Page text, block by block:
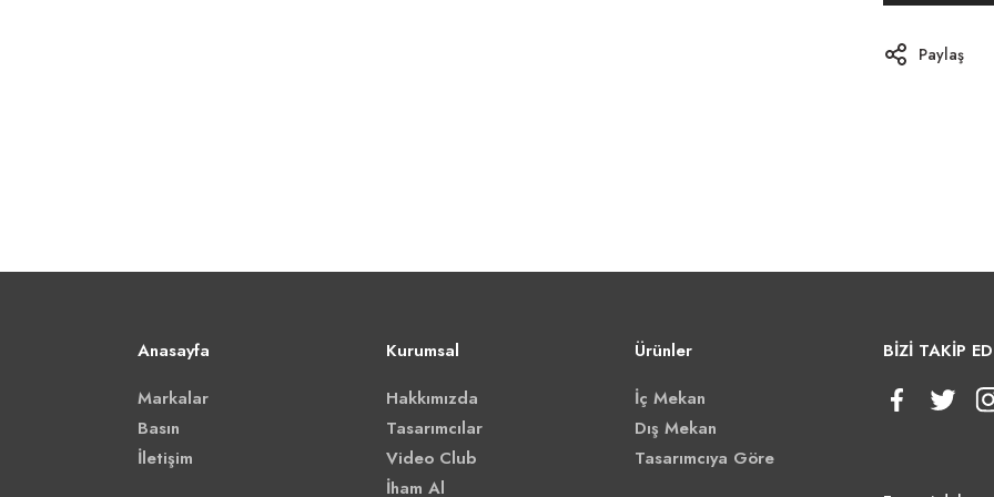
Paylaş
Anasayfa
Markalar
Basın
İletişim
Kurumsal
Hakkımızda
Tasarımcılar
Video Club
İham Al
Ürünler
İç Mekan
Dış Mekan
Tasarımcıya Göre
BİZİ TAKİP